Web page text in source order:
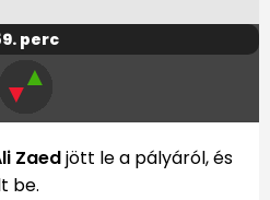
perc
▼▲
Zaedjött le a pályáról, és
be.